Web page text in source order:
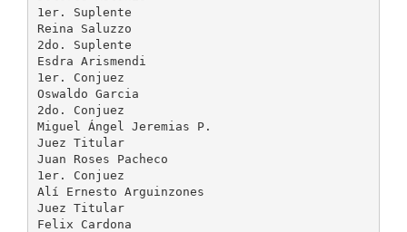
1er. Suplente
Reina Saluzzo
2do. Suplente
Esdra Arismendi
1er. Conjuez
Oswaldo Garcia
2do. Conjuez
Miguel Ángel Jeremias P.
Juez Titular
Juan Roses Pacheco
1er. Conjuez
Alí Ernesto Arguinzones
Juez Titular
Felix Cardona